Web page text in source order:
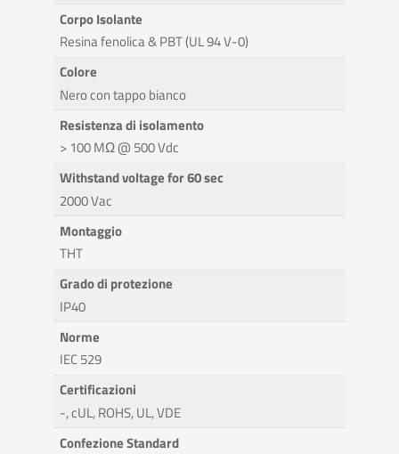
Corpo Isolante
Resina fenolica & PBT (UL 94 V-0)
Colore
Nero con tappo bianco
Resistenza di isolamento
> 100 MΩ @ 500 Vdc
Withstand voltage for 60 sec
2000 Vac
Montaggio
THT
Grado di protezione
IP40
Norme
IEC 529
Certificazioni
-, cUL, ROHS, UL, VDE
Confezione Standard